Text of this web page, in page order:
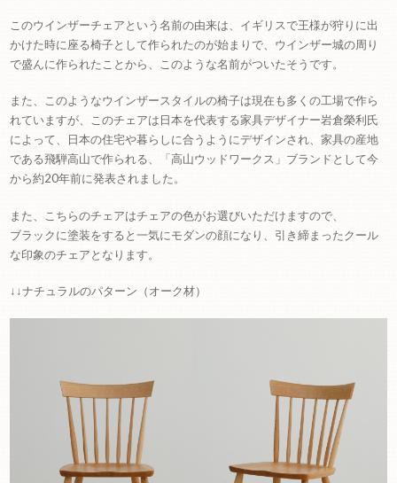
このウインザーチェアという名前の由来は、イギリスで王様が狩りに出
かけた時に座る椅子として作られたのが始まりで、ウインザー城の周り
で盛んに作られたことから、このような名前がついたそうです。
また、このようなウインザースタイルの椅子は現在も多くの工場で作ら
れていますが、このチェアは日本を代表する家具デザイナー岩倉榮利氏
によって、日本の住宅や暮らしに合うようにデザインされ、家具の産地
である飛騨高山で作られる、「高山ウッドワークス」ブランドとして今
から約20年前に発表されました。
また、こちらのチェアはチェアの色がお選びいただけますので、
ブラックに塗装をすると一気にモダンの顔になり、引き締まったクール
な印象のチェアとなります。
↓↓ナチュラルのパターン（オーク材）